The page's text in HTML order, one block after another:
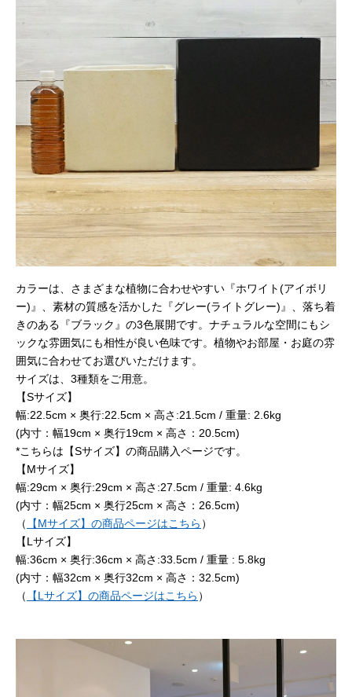
カラーは、さまざまな植物に合わせやすい『ホワイト(アイボリ
ー)』、素材の質感を活かした『グレー(ライトグレー)』、落ち着
きのある『ブラック』の3色展開です。ナチュラルな空間にもシ
ックな雰囲気にも相性が良い色味です。植物やお部屋・お庭の雰
囲気に合わせてお選びいただけます。
サイズは、3種類をご用意。
【Sサイズ】
幅:22.5cm × 奥行:22.5cm × 高さ:21.5cm / 重量: 2.6kg
(内寸：幅19cm × 奥行19cm × 高さ：20.5cm)
*こちらは【Sサイズ】の商品購入ページです。
【Mサイズ】
幅:29cm × 奥行:29cm × 高さ:27.5cm / 重量: 4.6kg
(内寸：幅25cm × 奥行25cm × 高さ：26.5cm)
（
【Mサイズ】の商品ページはこちら ）
【Lサイズ】
幅:36cm × 奥行:36cm × 高さ:33.5cm / 重量 : 5.8kg
(内寸：幅32cm × 奥行32cm × 高さ：32.5cm)
（
【Lサイズ】の商品ページはこちら ）